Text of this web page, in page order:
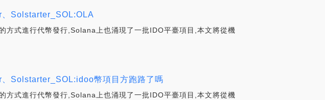
Solstarter_SOL:OLA
式進行代幣發行,Solana上也涌現了一批IDO平臺項目,本文將從機
Solstarter_SOL:idoo幣項目方跑路了嗎
式進行代幣發行,Solana上也涌現了一批IDO平臺項目,本文將從機